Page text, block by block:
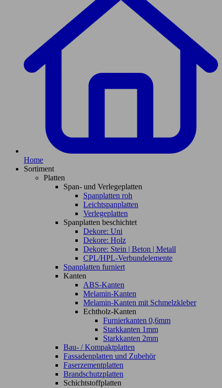
Home
Sortiment
Platten
Span- und Verlegeplatten
Spanplatten roh
Leichtspanplatten
Verlegeplatten
Spanplatten beschichtet
Dekore: Uni
Dekore: Holz
Dekore: Stein | Beton | Metall
CPL/HPL-Verbundelemente
Spanplatten furniert
Kanten
ABS-Kanten
Melamin-Kanten
Melamin-Kanten mit Schmelzkleber
Echtholz-Kanten
Furnierkanten 0,6mm
Starkkanten 1mm
Starkkanten 2mm
Bau- / Kompaktplatten
Fassadenplatten und Zubehör
Faserzementplatten
Brandschutzplatten
Schichtstoffplatten